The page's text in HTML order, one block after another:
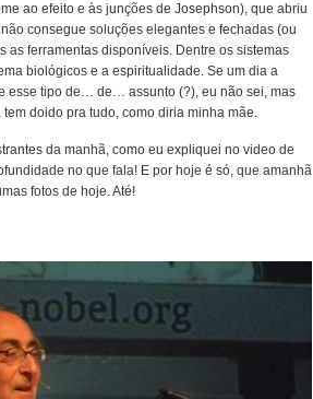
ao efeito e às junções de Josephson), que abriu
consegue soluções elegantes e fechadas (ou
as ferramentas disponíveis. Dentre os sistemas
biológicos e a espiritualidade. Se um dia a
esse tipo de… de… assunto (?), eu não sei, mas
doido pra tudo, como diria minha mãe.
da manhã, como eu expliquei no video de
no que fala! E por hoje é só, que amanhã
fotos de hoje. Até!